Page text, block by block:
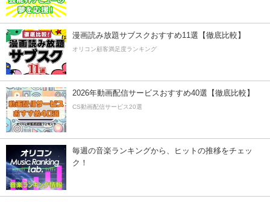
漫画読み放題サブスクおすすめ11選【徹底比較】
オリコン顧客満足度ランキング
2026年動画配信サービスおすすめ40選【徹底比較】
CS動画配信サービス20選
毎週の音楽ランキングから、ヒットの推移をチェッ
ク！